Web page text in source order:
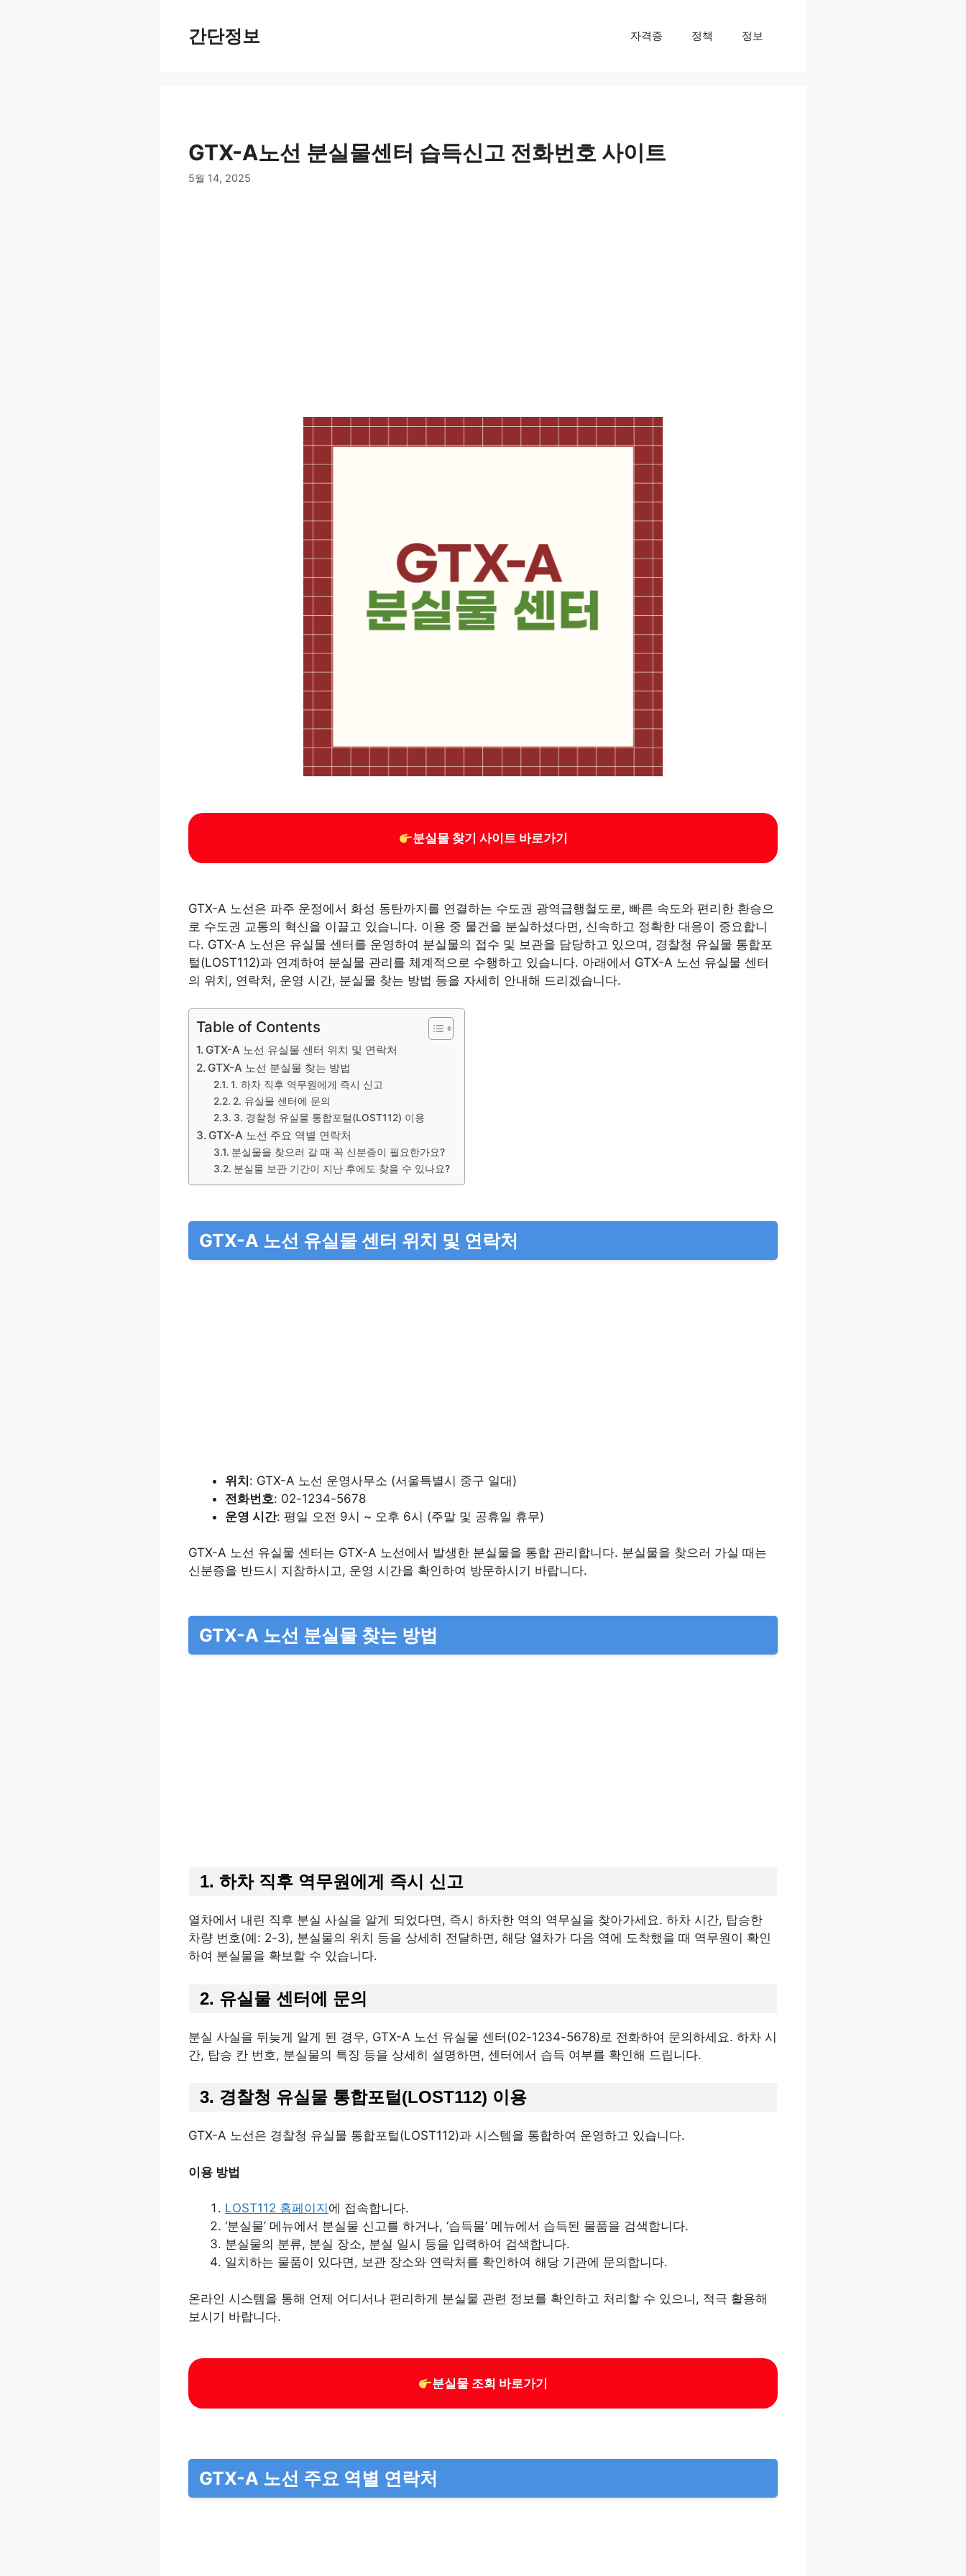
간단정보 자격증 정책 정보
GTX-A노선 분실물센터 습득신고 전화번호 사이트
5월 14, 2025
분실물 찾기 사이트 바로가기
GTX-A 노선은 파주 운정에서 화성 동탄까지를 연결하는 수도권 광역급행철도로, 빠른 속도와 편리한 환승으
로 수도권 교통의 혁신을 이끌고 있습니다. 이용 중 물건을 분실하셨다면, 신속하고 정확한 대응이 중요합니
다. GTX-A 노선은 유실물 센터를 운영하여 분실물의 접수 및 보관을 담당하고 있으며, 경찰청 유실물 통합포
털(LOST112)과 연계하여 분실물 관리를 체계적으로 수행하고 있습니다. 아래에서 GTX-A 노선 유실물 센터
의 위치, 연락처, 운영 시간, 분실물 찾는 방법 등을 자세히 안내해 드리겠습니다.
Table of Contents
GTX-A 노선 유실물 센터 위치 및 연락처
GTX-A 노선 분실물 찾는 방법
1. 하차 직후 역무원에게 즉시 신고
2. 유실물 센터에 문의
3. 경찰청 유실물 통합포털(LOST112) 이용
GTX-A 노선 주요 역별 연락처
분실물을 찾으러 갈 때 꼭 신분증이 필요한가요?
분실물 보관 기간이 지난 후에도 찾을 수 있나요?
GTX-A 노선 유실물 센터 위치 및 연락처
위치: GTX-A 노선 운영사무소 (서울특별시 중구 일대)
전화번호: 02-1234-5678
운영 시간: 평일 오전 9시 ~ 오후 6시 (주말 및 공휴일 휴무)
GTX-A 노선 유실물 센터는 GTX-A 노선에서 발생한 분실물을 통합 관리합니다. 분실물을 찾으러 가실 때는
신분증을 반드시 지참하시고, 운영 시간을 확인하여 방문하시기 바랍니다.
GTX-A 노선 분실물 찾는 방법
1. 하차 직후 역무원에게 즉시 신고
열차에서 내린 직후 분실 사실을 알게 되었다면, 즉시 하차한 역의 역무실을 찾아가세요. 하차 시간, 탑승한
차량 번호(예: 2-3), 분실물의 위치 등을 상세히 전달하면, 해당 열차가 다음 역에 도착했을 때 역무원이 확인
하여 분실물을 확보할 수 있습니다.
2. 유실물 센터에 문의
분실 사실을 뒤늦게 알게 된 경우, GTX-A 노선 유실물 센터(02-1234-5678)로 전화하여 문의하세요. 하차 시
간, 탑승 칸 번호, 분실물의 특징 등을 상세히 설명하면, 센터에서 습득 여부를 확인해 드립니다.
3. 경찰청 유실물 통합포털(LOST112) 이용
GTX-A 노선은 경찰청 유실물 통합포털(LOST112)과 시스템을 통합하여 운영하고 있습니다.
이용 방법
LOST112 홈페이지 에 접속합니다.
‘분실물’ 메뉴에서 분실물 신고를 하거나, ‘습득물’ 메뉴에서 습득된 물품을 검색합니다.
분실물의 분류, 분실 장소, 분실 일시 등을 입력하여 검색합니다.
일치하는 물품이 있다면, 보관 장소와 연락처를 확인하여 해당 기관에 문의합니다.
온라인 시스템을 통해 언제 어디서나 편리하게 분실물 관련 정보를 확인하고 처리할 수 있으니, 적극 활용해
보시기 바랍니다.
분실물 조회 바로가기
GTX-A 노선 주요 역별 연락처